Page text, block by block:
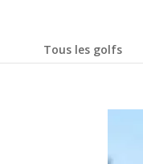
Tous les golfs